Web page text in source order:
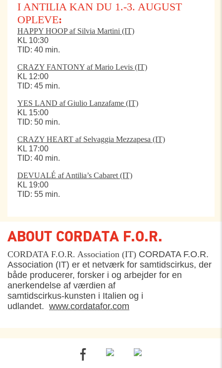
I ANTILIA KAN DU 1.-3. AUGUST
OPLEVE:
HAPPY HOOP af Silvia Martini (IT)
KL 10:30
TID: 40 min.
CRAZY FANTONY af Mario Levis (IT)
KL 12:00
TID: 45 min.
YES LAND af Giulio Lanzafame (IT)
KL 15:00
TID: 50 min.
CRAZY HEART af Selvaggia Mezzapesa (IT)
KL 17:00
TID: 40 min.
DEVUALÉ af Antilia’s Cabaret (IT)
KL 19:00
TID: 55 min.
ABOUT CORDATA F.O.R.
CORDATA F.O.R. Association (IT) CORDATA F.O.R.
Association (IT) er et netværk for samtidscirkus, der
både producerer, forsker i og arbejder for en
anerkendelse af værdien af
samtidscirkus-kunsten i Italien og i
udlandet. www.cordatafor.com